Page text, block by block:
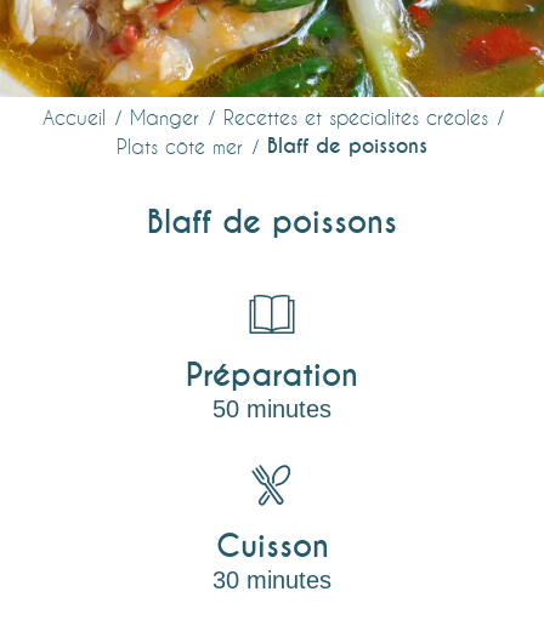
Accueil Manger
Recettes et spécialités créoles
Plats côté mer
Blaff de poissons
Blaff de poissons
Préparation
50 minutes
Cuisson
30 minutes